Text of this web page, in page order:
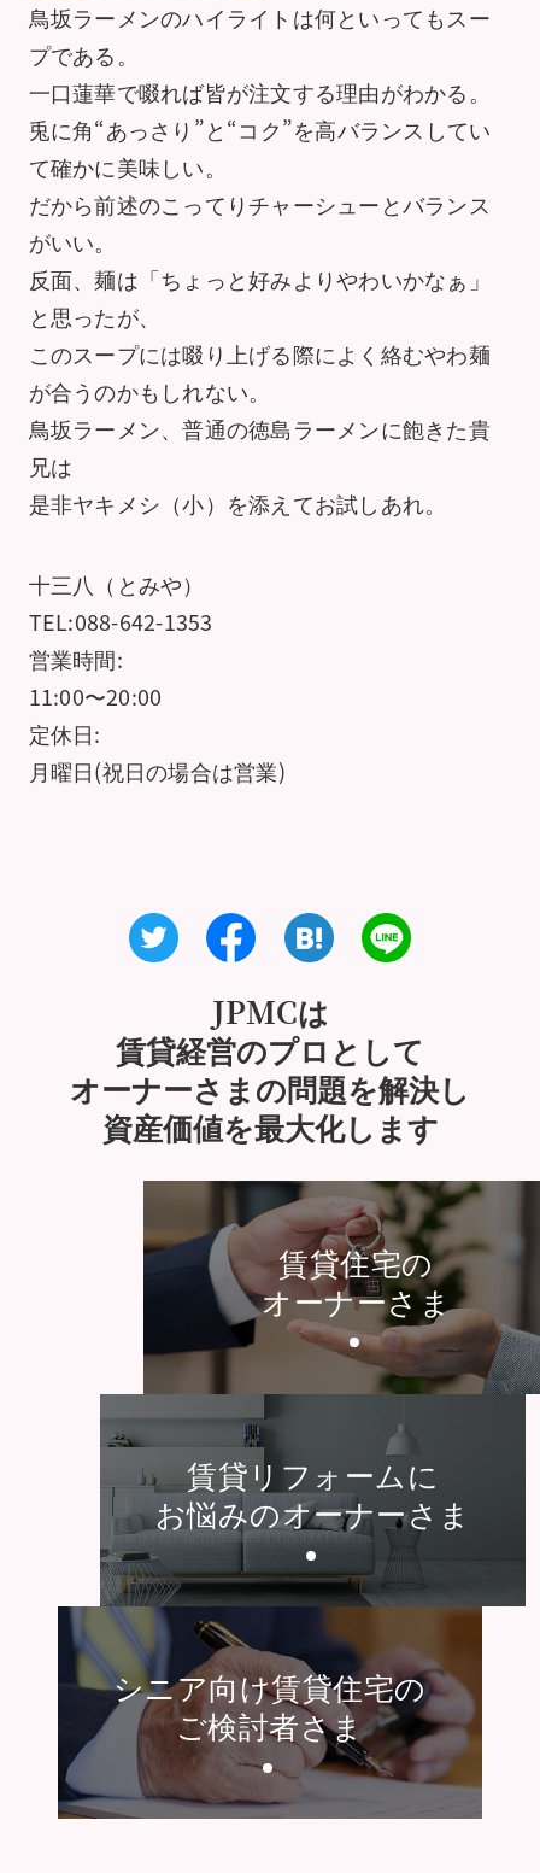
鳥坂ラーメンのハイライトは何といってもスー
プである。
一口蓮華で啜れば皆が注文する理由がわかる。
兎に角“あっさり”と“コク”を高バランスしてい
て確かに美味しい。
だから前述のこってりチャーシューとバランス
がいい。
反面、麺は「ちょっと好みよりやわいかなぁ」
と思ったが、
このスープには啜り上げる際によく絡むやわ麺
が合うのかもしれない。
鳥坂ラーメン、普通の徳島ラーメンに飽きた貴
兄は
是非ヤキメシ（小）を添えてお試しあれ。
十三八（とみや）
TEL:088-642-1353
営業時間:
11:00〜20:00
定休日:
月曜日(祝日の場合は営業)
JPMCは
賃貸経営のプロとして
オーナーさまの問題を解決し
資産価値を最大化します
賃貸住宅の
オーナーさま
賃貸リフォームに
お悩みのオーナーさま
シニア向け賃貸住宅の
ご検討者さま